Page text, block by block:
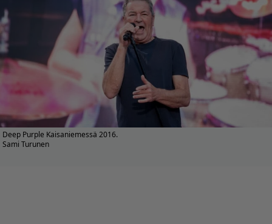
Deep Purple Kaisaniemessä 2016.
Sami Turunen